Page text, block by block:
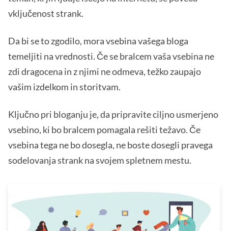
vključenost strank.
Da bi se to zgodilo, mora vsebina vašega bloga
temeljiti na vrednosti. Če se bralcem vaša vsebina ne
zdi dragocena in z njimi ne odmeva, težko zaupajo
vašim izdelkom in storitvam.
Ključno pri bloganju je, da pripravite ciljno usmerjeno
vsebino, ki bo bralcem pomagala rešiti težavo. Če
vsebina tega ne bo dosegla, ne boste dosegli pravega
sodelovanja strank na svojem spletnem mestu.